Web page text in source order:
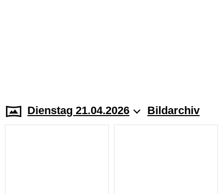
Dienstag 21.04.2026 Bildarchiv